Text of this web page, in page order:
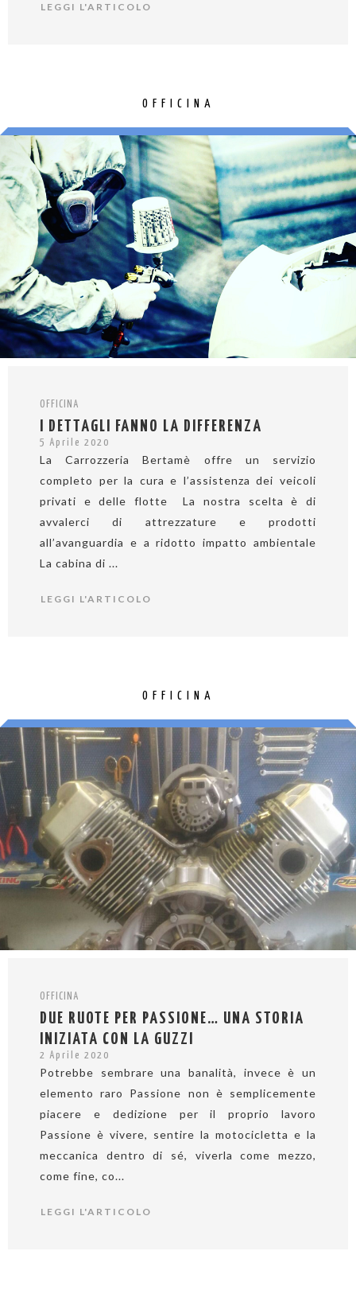
LEGGI L'ARTICOLO
OFFICINA
OFFICINA
I DETTAGLI FANNO LA DIFFERENZA
5 Aprile 2020
La Carrozzeria Bertamè offre un servizio
completo per la cura e l’assistenza dei veicoli
privati e delle flotte La nostra scelta è di
avvalerci di attrezzature e prodotti
all’avanguardia e a ridotto impatto ambientale
La cabina di ...
LEGGI L'ARTICOLO
OFFICINA
OFFICINA
DUE RUOTE PER PASSIONE… UNA STORIA
INIZIATA CON LA GUZZI
2 Aprile 2020
Potrebbe sembrare una banalità, invece è un
elemento raro Passione non è semplicemente
piacere e dedizione per il proprio lavoro
Passione è vivere, sentire la motocicletta e la
meccanica dentro di sé, viverla come mezzo,
come fine, co...
LEGGI L'ARTICOLO